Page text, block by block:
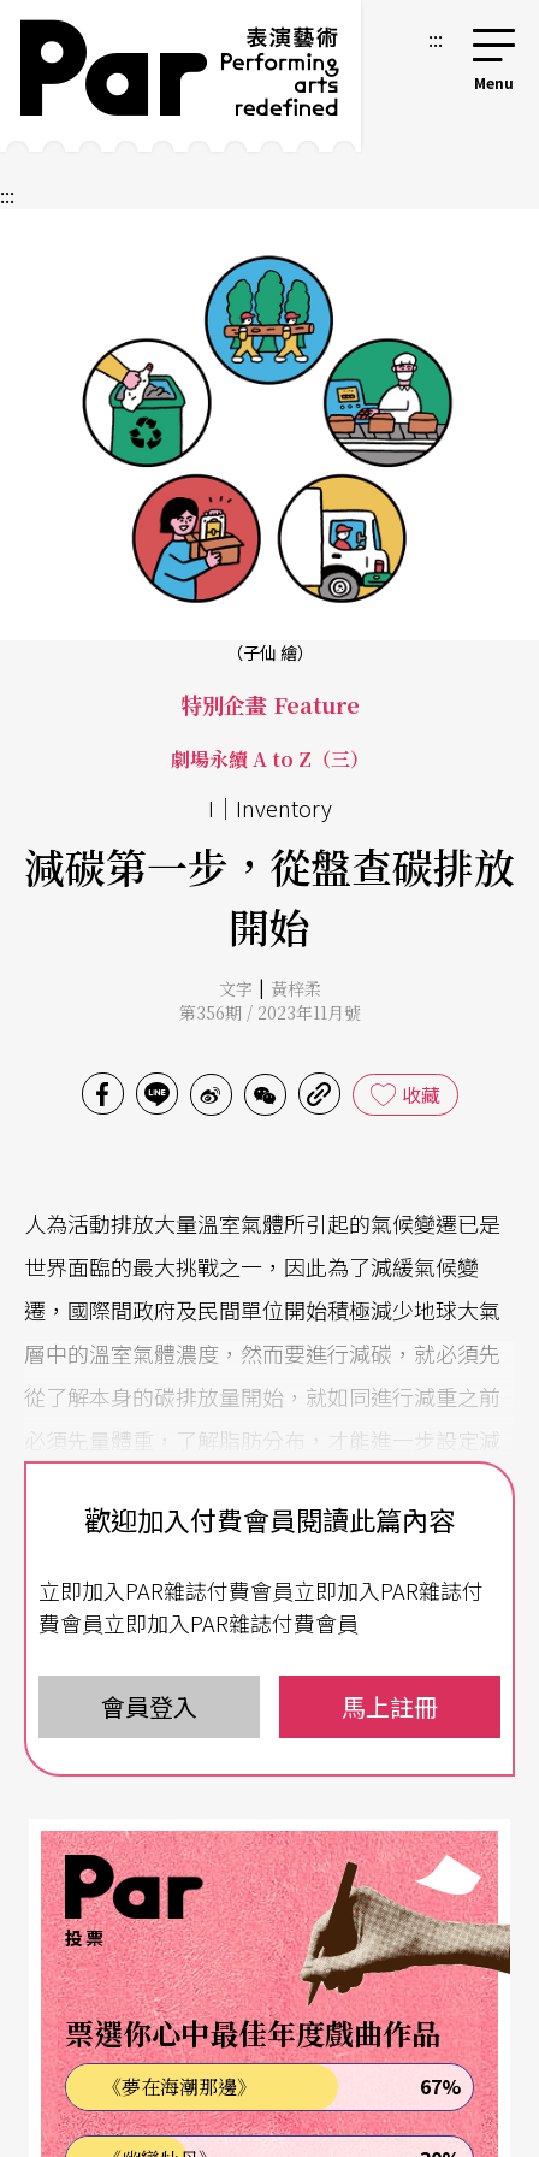
跳到主要內容區塊
網站導覽 :::
:::
（子仙 繪）
特別企畫 Feature
劇場永續 A to Z（三）
I│Inventory
減碳第一步，從盤查碳排放
開始
文字 | 黃梓柔
第356期 / 2023年11月號
收藏
人為活動排放大量溫室氣體所引起的氣候變遷已是
世界面臨的最大挑戰之一，因此為了減緩氣候變
遷，國際間政府及民間單位開始積極減少地球大氣
層中的溫室氣體濃度，然而要進行減碳，就必須先
從了解本身的碳排放量開始，就如同進行減重之前
必須先量體重，了解脂肪分布，才能進一步設定減
織（International Organization for Standardizatio
n，簡稱ISO）於2018年公布的新版ISO 14064-1
室氣體盤查標準及ISO 14067碳足跡標準來計算溫室
氣體排放量。ISO 14064-1是針對組織層級的溫室氣
體量化與報告提供規範，一般稱為「碳盤查」。而I
ment）技術來盤查組織的產品或服務的溫室氣體排
放量，一般稱為「碳足跡」。若以劇團為例，「碳
盤查」是計算劇團（組織）的總碳排量；而「碳足
跡」則是計算一檔節目製作整個生命週期的總碳排
量。
ISO 14064-1：2018溫室氣體盤查標準介紹
歡迎加入付費會員閱讀此篇內容
立即加入PAR雜誌付費會員立即加入PAR雜誌付
費會員立即加入PAR雜誌付費會員
會員登入 馬上註冊
投票
票選你心中最佳年度戲曲作品
《夢在海潮那邊》 67%